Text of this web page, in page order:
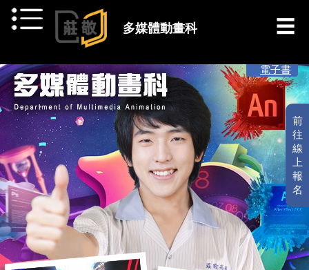
跳到主要內容
多媒體動畫科
前
往
線
上
報
名
電子書